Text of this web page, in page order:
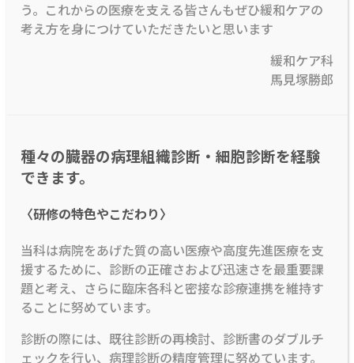
う。これからの医療を支える皆さんもぜひ緩和ケアの
考え方を身につけていただきたいと思います
緩和ケア科
馬見塚勝郎
種々の臓器の病理組織診断・細胞診断を経験
できます。
〈研修の特色やこだわり〉
当科は病院をあげた質の高い医療や高度先進医療を支
援するために、診断の正確さおよび迅速さを最重要課
題と考え、さらに臨床各科と密接な診療連携を維持す
ることに努めています。
診断の際には、既往診断の再検討、診断書のダブルチ
ェックを行い、病理診断の精度管理に努めています。